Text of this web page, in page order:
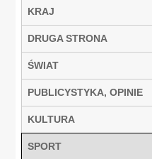
KRAJ
DRUGA STRONA
ŚWIAT
PUBLICYSTYKA, OPINIE
KULTURA
SPORT